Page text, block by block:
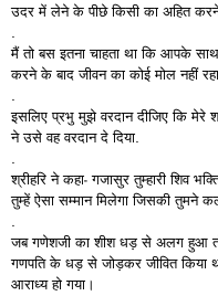
उदरमेंलेनेकेपीछेकिसीका अहित
.
मैंतोबसइतनाचाहता थाकि आपके
करनेकेबादजीवनकाकोईमोलनहीं
.
इसलिएप्रभुमुझेवरदानदीजिएकिमेरे
नेउसेवहवरदानदेदिया.
.
श्रीहरिनेकहा-गजासुरतुम्हारीशिव
तुम्हेंऐसासम्मानमिलेगाजिसकीतुमने
.
जबगणेशजीकाशीशधड़से अलगहुआ
गणपतिके धड़सेजोड़करजीवितकिया
आराध्यहोगया।